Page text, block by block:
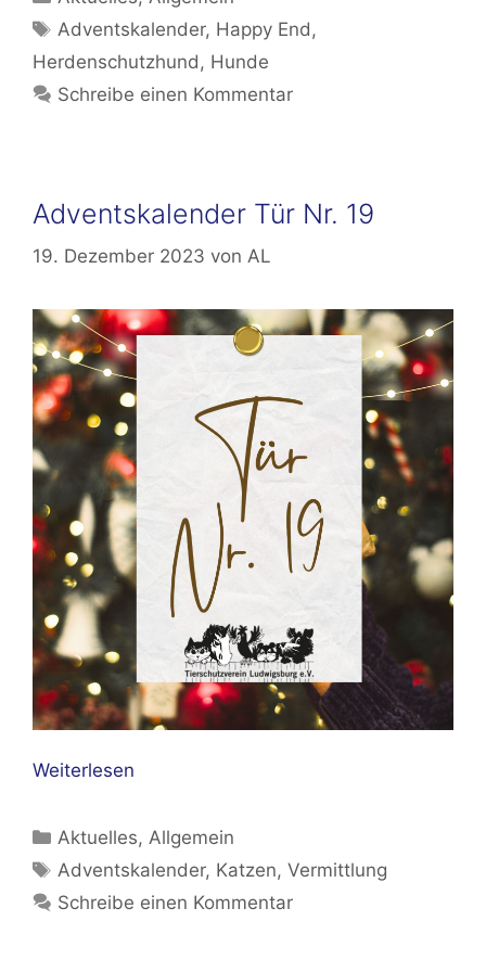
Schlagwörter
Adventskalender, Happy End,
Herdenschutzhund, Hunde
Schreibe einen Kommentar
Adventskalender Tür Nr. 19
19. Dezember 2023 von AL
Weiterlesen
Kategorien
Aktuelles,Allgemein
Schlagwörter
Adventskalender, Katzen,Vermittlung
Schreibe einen Kommentar